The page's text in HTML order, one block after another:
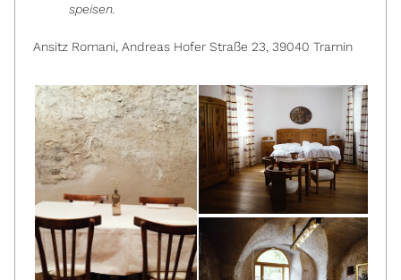
speisen.
Ansitz Romani, Andreas Hofer Straße 23, 39040 Tramin